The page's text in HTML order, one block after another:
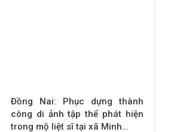
Đồng Nai: Phục dựng thành
công di ảnh tập thể phát hiện
trong mộ liệt sĩ tại xã Minh…